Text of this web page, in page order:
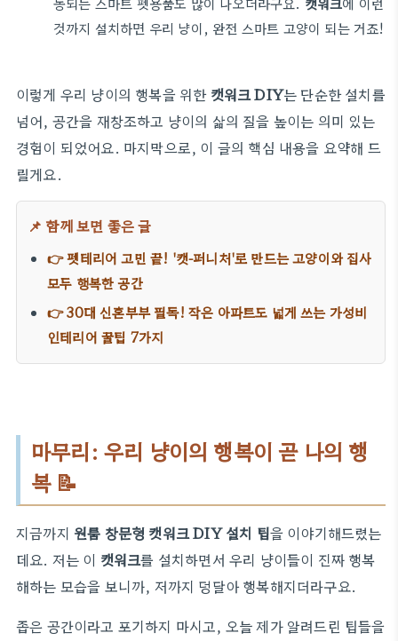
것까지 설치하면 우리 냥이, 완전 스마트 고양이 되는 거죠!
이렇게 우리 냥이의 행복을 위한 캣워크 DIY는 단순한 설치를
넘어, 공간을 재창조하고 냥이의 삶의 질을 높이는 의미 있는
경험이 되었어요. 마지막으로, 이 글의 핵심 내용을 요약해 드
릴게요.
📌 함께 보면 좋은 글
👉 펫테리어 고민 끝! '캣-퍼니처'로 만드는 고양이와 집사
모두 행복한 공간
👉 30대 신혼부부 필독! 작은 아파트도 넓게 쓰는 가성비
인테리어 꿀팁 7가지
마무리: 우리 냥이의 행복이 곧 나의 행
복 📝
지금까지 원룸 창문형 캣워크 DIY 설치 팁을 이야기해드렸는
데요. 저는 이 캣워크를 설치하면서 우리 냥이들이 진짜 행복
해하는 모습을 보니까, 저까지 덩달아 행복해지더라구요.
좁은 공간이라고 포기하지 마시고, 오늘 제가 알려드린 팁들을